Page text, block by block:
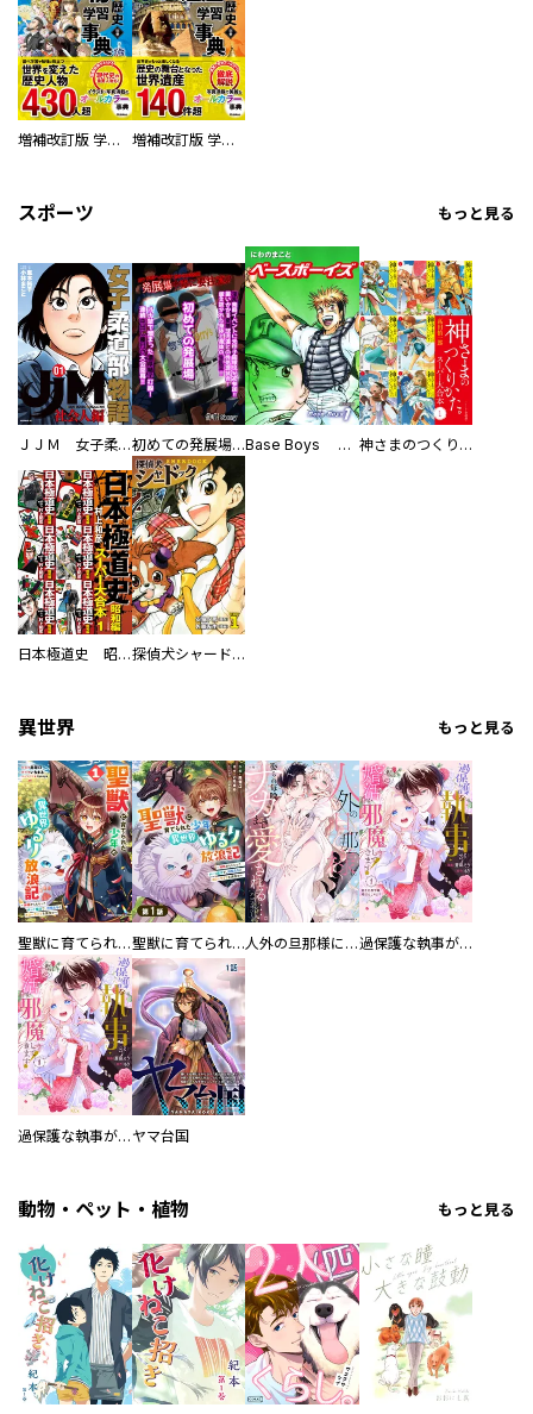
増補改訂版 学研まんが NEW世界の歴史 別巻 人物学習事典 増補改訂版 学研まんが NEW世界の歴史 別巻 世界遺産学習事典
スポーツ もっと見る
ＪＪＭ 女子柔道部物語 社会人編 初めての発展場 【白抜き修正版】 Base Boys 新装版 神さまのつくりかた。スーパー大合本
日本極道史 昭和編 スーパー大合本 探偵犬シャードック（新装版）
異世界 もっと見る
聖獣に育てられた少年の異世界ゆるり放浪記～神様からもらったチート魔法で、仲間たちとスローライフを満喫中～ 聖獣に育てられた少年の異世界ゆるり放浪記～神様からもらったチート魔法で、仲間たちとスローライフを満喫中～【分冊版】 人外の旦那様に娶られ毎晩ナカまで愛される…。アンソロジー 過保護な執事が私の婚活を邪魔してきます！ 分冊版
過保護な執事が私の婚活を邪魔してきます！ ヤマ台国
動物・ペット・植物 もっと見る